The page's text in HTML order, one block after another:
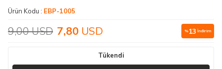
Ürün Kodu : EBP-1005
9,00USD 7,80 USD % 13 İndirim
Tükendi